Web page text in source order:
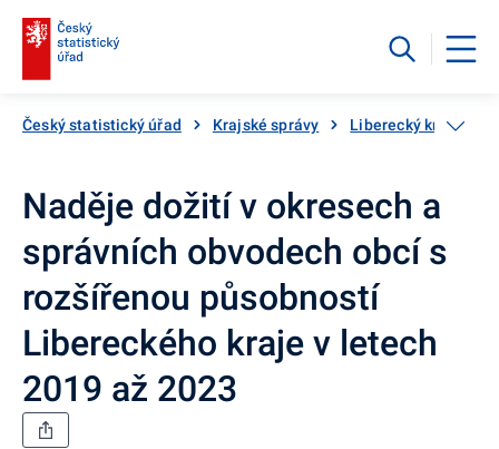
Český statistický úřad Krajské správy Liberecký kraj
Naděje dožití v okresech a
správních obvodech obcí s
rozšířenou působností
Libereckého kraje v letech
2019 až 2023